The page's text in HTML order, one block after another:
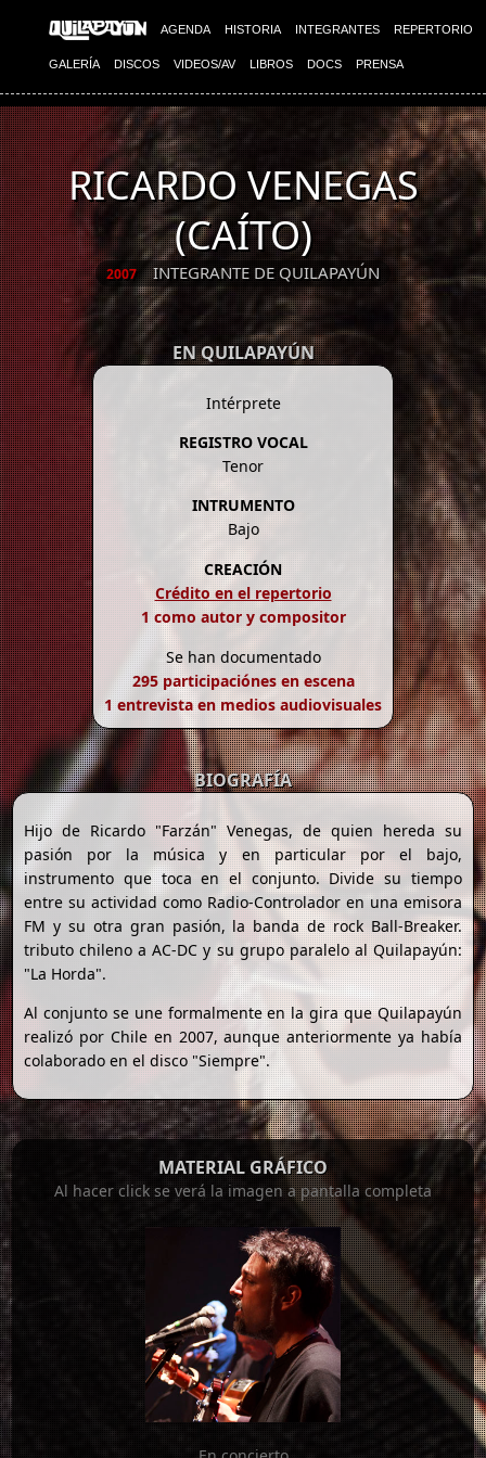
AGENDA HISTORIA INTEGRANTES REPERTORIO
GALERÍA DISCOS VIDEOS/AV LIBROS DOCS PRENSA
RICARDO VENEGAS
(CAÍTO)
2007 INTEGRANTE DE QUILAPAYÚN
EN QUILAPAYÚN
Intérprete
REGISTRO VOCAL
Tenor
INTRUMENTO
Bajo
CREACIÓN
Crédito en el repertorio
1 como autor y compositor
Se han documentado
295 participaciónes en escena
1 entrevista en medios audiovisuales
BIOGRAFÍA
Hijo de Ricardo "Farzán" Venegas, de quien hereda su
pasión por la música y en particular por el bajo,
instrumento que toca en el conjunto. Divide su tiempo
entre su actividad como Radio-Controlador en una emisora
FM y su otra gran pasión, la banda de rock Ball-Breaker.
tributo chileno a AC-DC y su grupo paralelo al Quilapayún:
"La Horda".
Al conjunto se une formalmente en la gira que Quilapayún
realizó por Chile en 2007, aunque anteriormente ya había
colaborado en el disco "Siempre".
MATERIAL GRÁFICO
Al hacer click se verá la imagen a pantalla completa